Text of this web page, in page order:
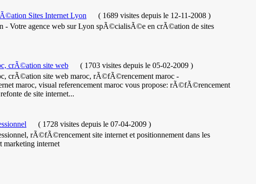
Sites Internet Lyon ( 1689 visites depuis le 12-11-2008 )
- Votre agence web sur Lyon spÃ©cialisÃ©e en crÃ©ation de sites
crÃ©ation site web ( 1703 visites depuis le 05-02-2009 )
crÃ©ation site web maroc, rÃ©fÃ©rencement maroc -
maroc, visual referencement maroc vous propose: rÃ©fÃ©rencement
de site internet...
( 1728 visites depuis le 07-04-2009 )
rÃ©fÃ©rencement site internet et positionnement dans les
marketing internet